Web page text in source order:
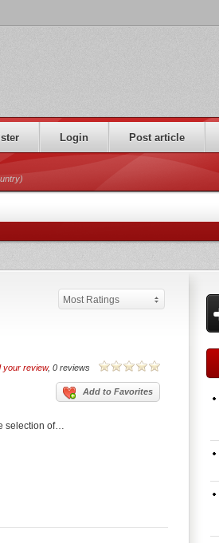
Login Post article
Most Ratings
your review, 0 reviews
Add to Favorites
selection of…